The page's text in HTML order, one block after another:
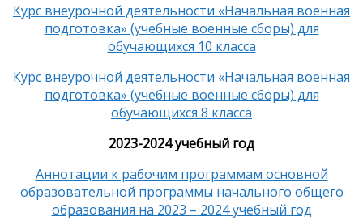
Курс внеурочной деятельности «Начальная военная
подготовка» (учебные военные сборы) для
обучающихся 10 класса
Курс внеурочной деятельности «Начальная военная
подготовка» (учебные военные сборы) для
обучающихся 8 класса
2023-2024 учебный год
Аннотации к рабочим программам основной
образовательной программы начального общего
образования на 2023 – 2024 учебный год